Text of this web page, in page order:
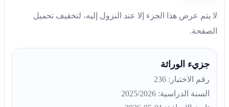
لا يتم عرض هذا الجزء إلا عند النزول إليه، لتخفيف تحميل
الصفحة.
جزيء الوراثة
رقم الاختبار: 236
السنة الدراسية: 2025/2026